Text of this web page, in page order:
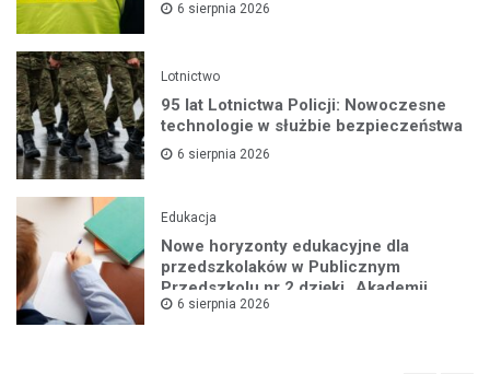
6 sierpnia 2026
Lotnictwo
95 lat Lotnictwa Policji: Nowoczesne
technologie w służbie bezpieczeństwa
6 sierpnia 2026
Edukacja
Nowe horyzonty edukacyjne dla
przedszkolaków w Publicznym
Przedszkolu nr 2 dzięki „Akademii
Super Przedszkolaka”
6 sierpnia 2026